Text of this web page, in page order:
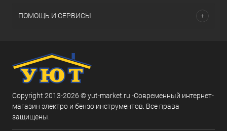
ПОМОЩЬ И СЕРВИСЫ
Copyright 2013-2026 © yut-market.ru -Современный интернет-
магазин электро и бензо инструментов. Все права
защищены.